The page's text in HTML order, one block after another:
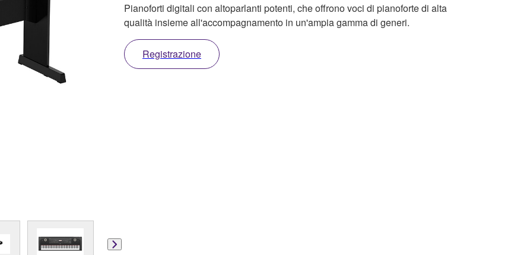
Pianoforti digitali con altoparlanti potenti, che offrono voci di pianoforte di alta
qualità insieme all'accompagnamento in un'ampia gamma di generi.
Registrazione